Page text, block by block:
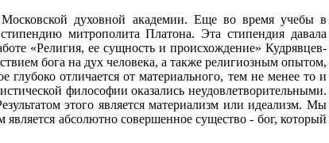
духовной академии. Еще во время учебы в
митрополита Платона. Эта стипендия давала
«Религия, ее сущность и происхождение» Кудрявцев-
бога на дух человека, а также религиозным опытом,
глубоко отличается от материального, тем не менее то и
философии оказались неудовлетворительными.
этого является материализм или идеализм. Мы
абсолютно совершенное существо - бог, который